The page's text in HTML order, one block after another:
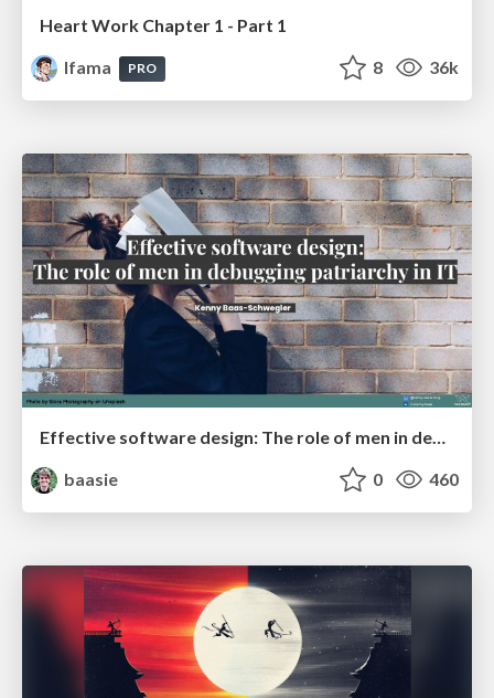
Heart Work Chapter 1 - Part 1
lfama
PRO 8 36k
Effective software design: The role of men in debugging patriarchy in IT @ Voxxed Days AMS
baasie
0 460